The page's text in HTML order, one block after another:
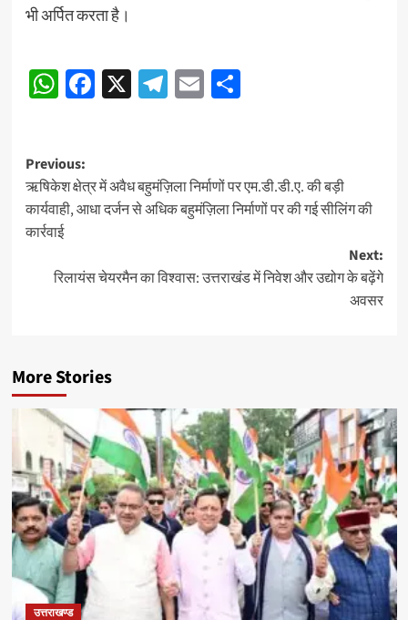
भी अर्पित करता है।
Post
navigation
WhatsApp
Facebook
X Telegram
EmailShare
Post
navigation
Previous:
ऋषिकेश क्षेत्र में अवैध बहुमंज़िला निर्माणों पर एम.डी.डी.ए. की बड़ी
कार्यवाही, आधा दर्जन से अधिक बहुमंज़िला निर्माणों पर की गई सीलिंग की
कार्रवाई
Next:
रिलायंस चेयरमैन का विश्वास: उत्तराखंड में निवेश और उद्योग के बढ़ेंगे
अवसर
More Stories
उत्तराखण्ड